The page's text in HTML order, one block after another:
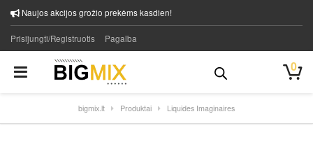
Naujos akcijos grožio prekėms kasdien!
Prisijungti/Registruotis Pagalba
0
bigmix.lt Produktai Liquides Imaginaires